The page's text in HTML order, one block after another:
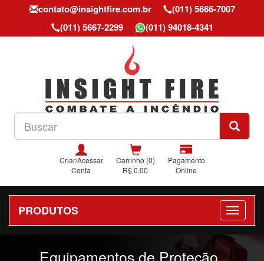
contato@insightfire.com.br
(011) 5666-7007
(011) 5667-2299
(011) 94018-4341
Criar/Acessar
Conta
Carrinho (0)
R$ 0,00
Pagamento
Online
PRODUTOS
Equipamentos de Proteção